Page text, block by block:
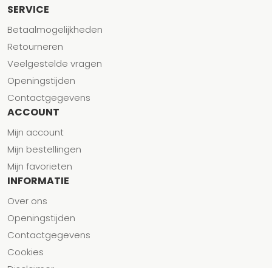
SERVICE
Betaalmogelijkheden
Retourneren
Veelgestelde vragen
Openingstijden
Contactgegevens
ACCOUNT
Mijn account
Mijn bestellingen
Mijn favorieten
INFORMATIE
Over ons
Openingstijden
Contactgegevens
Cookies